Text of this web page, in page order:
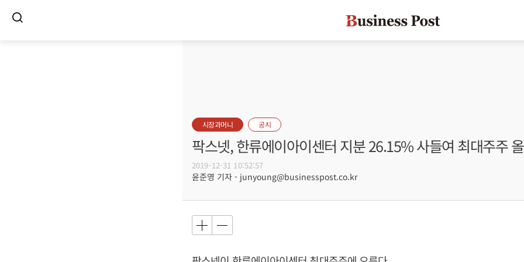
시장과머니 공시
팍스넷, 한류에이아이센터 지분 26.15% 사들여 최대주주
2019-12-31 10:52:57
윤준영 기자 - junyoung@businesspost.co.kr